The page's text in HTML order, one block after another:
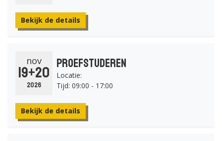
Bekijk de details
nov
19+20
2026
Proefstuderen
Locatie:
Tijd: 09:00 - 17:00
Bekijk de details